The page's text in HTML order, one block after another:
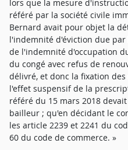
lors que la mesure
référé par la société civile
Bernard avait pour objet la
l'indemnité d'éviction due par
de l'indemnité d'occupation
du congé avec refus de
délivré, et donc la fixation
l'effet suspensif de la
référé du 15 mars 2018
bailleur ; qu'en décidant le
les article 2239 et 2241 du
60 du code de commerce. »